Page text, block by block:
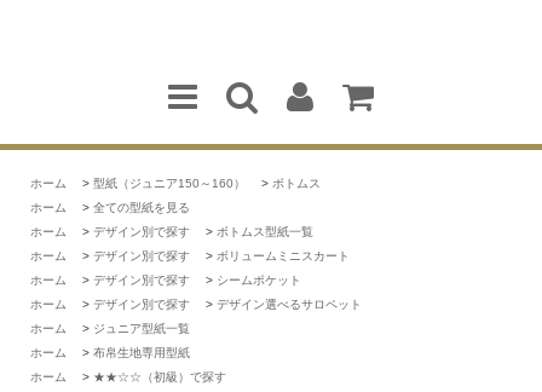
ホーム > 型紙（ジュニア150～160） > ボトムス
ホーム
> 全ての型紙を見る
ホーム
> デザイン別で探す > ボトムス型紙一覧
ホーム
> デザイン別で探す > ボリュームミニスカート
ホーム
> デザイン別で探す > シームポケット
ホーム
> デザイン別で探す > デザイン選べるサロペット
ホーム
> ジュニア型紙一覧
ホーム
> 布帛生地専用型紙
ホーム
> ★★☆☆（初級）で探す